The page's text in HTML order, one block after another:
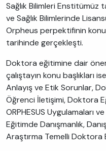
Sağlık Bilimleri Enstitümüz
ve Sağlık Bilimlerinde
Orpheus perpektifinin
tarihinde gerçekleşti.
Doktora eğitimine dair
çalıştayın konu başlıkları
Anlayış ve Etik Sorunlar,
Öğrenci İletişimi, Doktora
ORPHESUS Uygulamaları
Eğitimde Danışmanlık,
Araştırma Temelli Doktora